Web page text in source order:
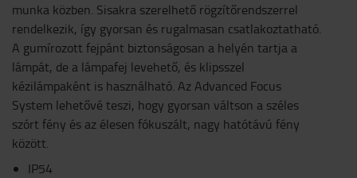
munka közben. Sisakra szerelhető rögzítőrendszerrel
rendelkezik, így gyorsan és rugalmasan csatlakoztatható.
A gumírozott fejpánt biztonságosan a helyén tartja a
lámpát, de a lámpafej levehető, és klipsszel
kézilámpaként is használható. Az Advanced Focus
System lehetővé teszi, hogy gyorsan váltson a széles
szórt fény és az élesen fókuszált, nagy hatótávú fény
között.
IP54